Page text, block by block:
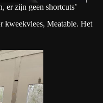
er zijn geen shortcuts’
kweekvlees, Meatable. Het